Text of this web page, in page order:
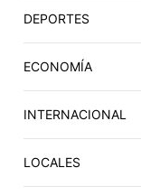
DEPORTES
ECONOMÍA
INTERNACIONAL
LOCALES